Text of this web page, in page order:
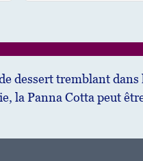
dessert tremblant dans
la Panna Cotta peut